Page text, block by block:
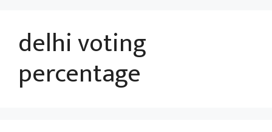
delhi voting
percentage